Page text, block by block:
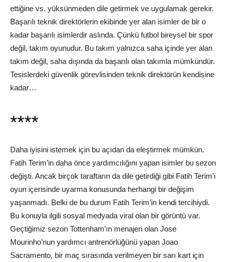
ettiğine vs. yüksünmeden dile getirmek ve uygulamak gerekir.
Başarılı teknik direktörlerin ekibinde yer alan isimler de bir o
kadar başarılı isimlerdir aslında. Çünkü futbol bireysel bir spor
değil, takım oyunudur. Bu takım yalnızca saha içinde yer alan
takım değil, saha dışında da başarılı olan takımla mümkündür.
Tesislerdeki güvenlik görevlisinden teknik direktörün kendisine
kadar…
****
Daha iyisini istemek için bu açıdan da eleştirmek mümkün.
Fatih Terim’in daha önce yardımcılığını yapan isimler bu sezon
değişti. Ancak birçok taraftarın da dile getirdiği gibi Fatih Terim’i
oyun içerisinde uyarma konusunda herhangi bir değişim
yaşanmadı. Belki de bu durum Fatih Terim’in kendi tercihiydi.
Bu konuyla ilgili sosyal medyada viral olan bir görüntü var.
Geçtiğimiz sezon Tottenham’ın menajeri olan Jose
Mourinho’nun yardımcı antrenörlüğünü yapan Joao
Sacramento, bir maç sırasında verilmeyen bir sarı kart için